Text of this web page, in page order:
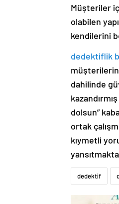
Müşteriler
olabilen
kendilerini
dedektiflik
dahilinde
dolsun”
ortak
kıymetli
dedektif